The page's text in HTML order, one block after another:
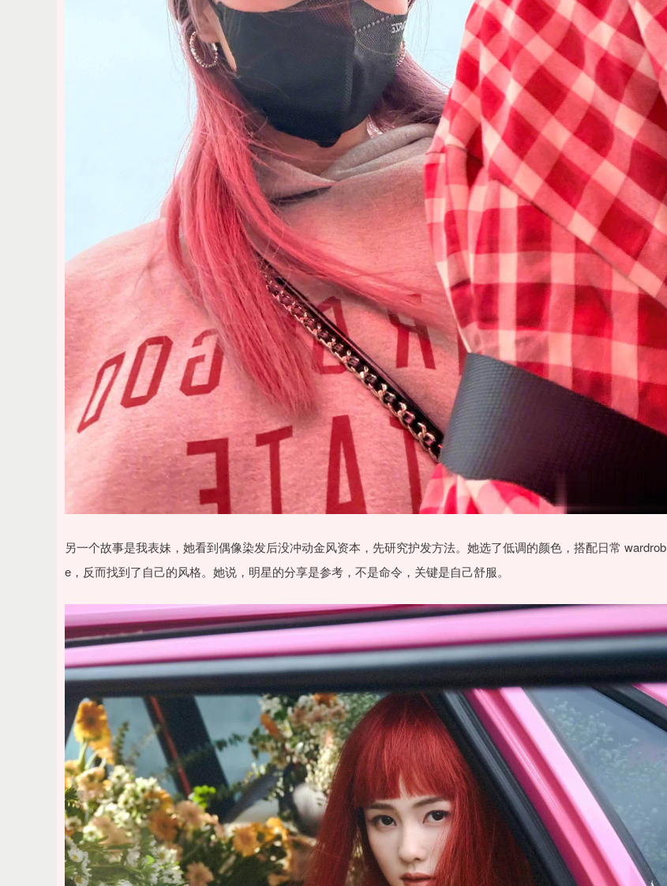
另一个故事是我表妹，她看到偶像染发后没冲动金风资本，先研究护发方法。她选了低调的颜色，搭配日常 wardrob
e，反而找到了自己的风格。她说，明星的分享是参考，不是命令，关键是自己舒服。